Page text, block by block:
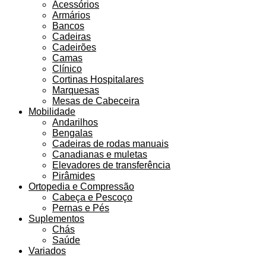
Acessórios
Armários
Bancos
Cadeiras
Cadeirões
Camas
Clínico
Cortinas Hospitalares
Marquesas
Mesas de Cabeceira
Mobilidade
Andarilhos
Bengalas
Cadeiras de rodas manuais
Canadianas e muletas
Elevadores de transferência
Pirâmides
Ortopedia e Compressão
Cabeça e Pescoço
Pernas e Pés
Suplementos
Chás
Saúde
Variados